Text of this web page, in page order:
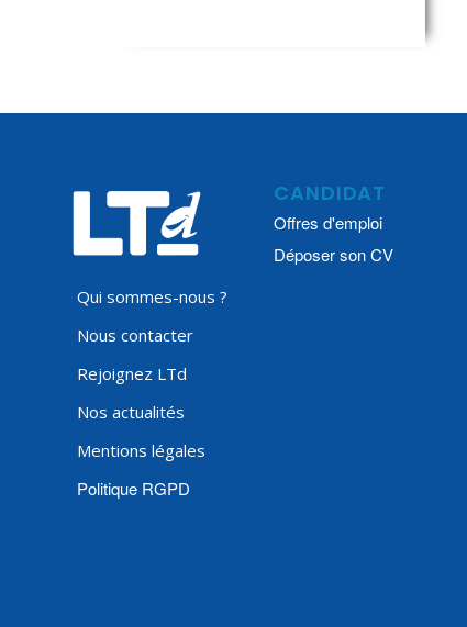
Qui sommes-nous ?
Nous contacter
Rejoignez LTd
Nos actualités
Mentions légales
Politique RGPD
CANDIDAT
Offres d'emploi
Déposer son CV